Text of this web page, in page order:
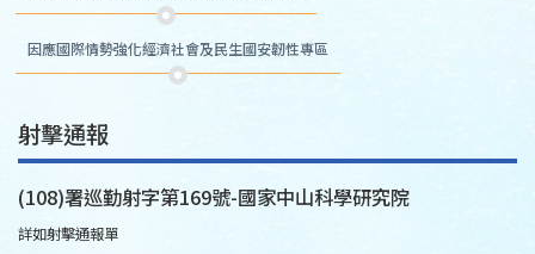
因應國際情勢強化經濟社會及民生國安韌性專區
射擊通報
(108)署巡勤射字第169號-國家中山科學研究院
詳如射擊通報單